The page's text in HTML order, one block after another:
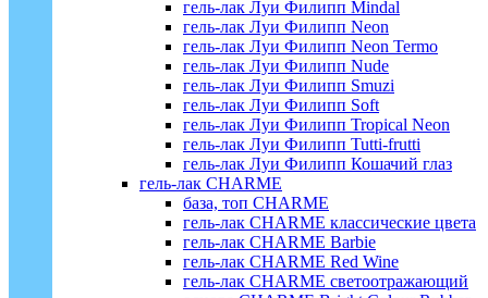
гель-лак Луи Филипп Mindal
гель-лак Луи Филипп Neon
гель-лак Луи Филипп Neon Termo
гель-лак Луи Филипп Nude
гель-лак Луи Филипп Smuzi
гель-лак Луи Филипп Soft
гель-лак Луи Филипп Tropical Neon
гель-лак Луи Филипп Tutti-frutti
гель-лак Луи Филипп Кошачий глаз
гель-лак CHARME
база, топ CHARME
гель-лак CHARME классические цвета
гель-лак CHARME Barbie
гель-лак CHARME Red Wine
гель-лак CHARME светоотражающий